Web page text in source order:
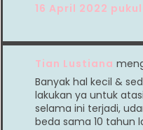
16 April 2022
Tian Lustiana
Banyak hal kecil &
lakukan ya untuk
selama ini terjadi,
beda sama 10 tahun